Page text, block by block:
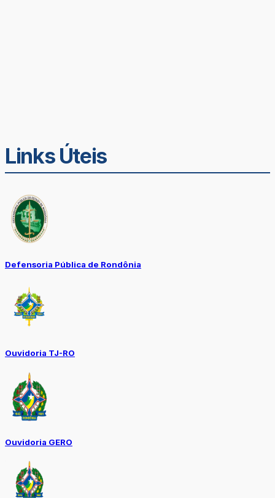
Links Úteis
Defensoria Pública de Rondônia
Ouvidoria TJ-RO
Ouvidoria GERO